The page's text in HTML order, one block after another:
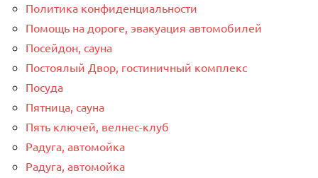
Политика конфиденциальности
Помощь на дороге, эвакуация автомобилей
Посейдон, сауна
Постоялый Двор, гостиничный комплекс
Посуда
Пятница, сауна
Пять ключей, велнес-клуб
Радуга, автомойка
Радуга, автомойка